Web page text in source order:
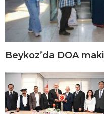
Beykoz’da DOA